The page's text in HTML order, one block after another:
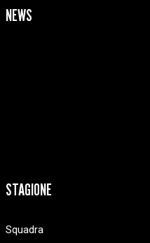
NEWS
STAGIONE
Squadra